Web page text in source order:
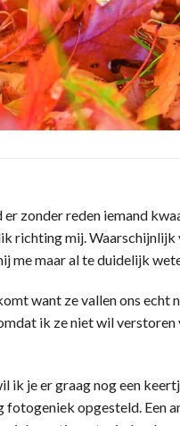
zonder reden iemand
richting mij. Waarschijnlijk
me maar al te duidelijk
want ze vallen ons echt
ik ze niet wil
ik je er graag nog een
fotogeniek opgesteld. Een